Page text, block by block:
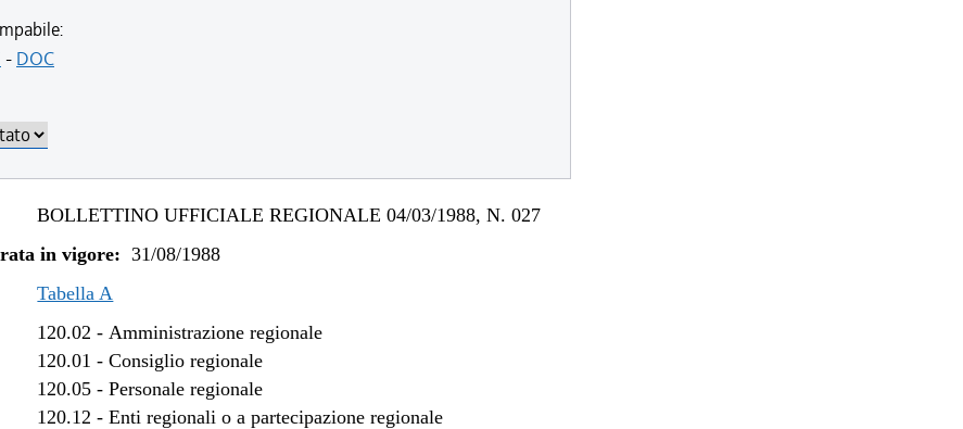
- DOC
BOLLETTINO UFFICIALE REGIONALE 04/03/1988, N. 027
in vigore: 31/08/1988
Tabella A
120.02 -Amministrazione regionale
120.01 -Consiglio regionale
120.05 -Personale regionale
120.12 -Enti regionali o a partecipazione regionale